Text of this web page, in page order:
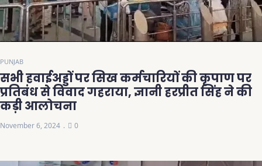
PUNJAB
सभी हवाईअड्डों पर सिख कर्मचारियों की कृपाण पर
प्रतिबंध से विवाद गहराया, ज्ञानी हरप्रीत सिंह ने की
कड़ी आलोचना
November 6, 2024 0